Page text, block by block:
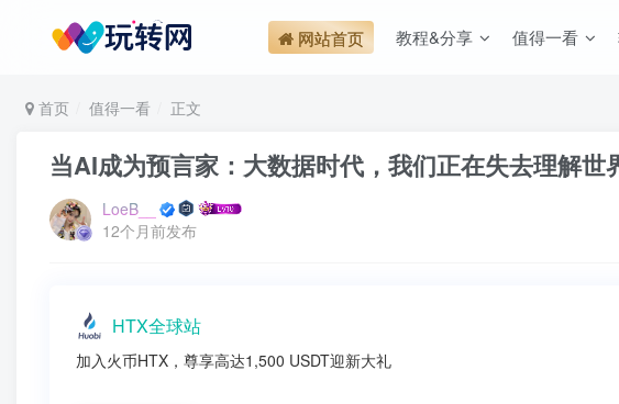
网站首页 教程&分享 值得一看
首页 值得一看 正文
当AI成为预言家：大数据时代，我们正在失去理解世
LoeB__
12个月前发布
HTX全球站
加入火币HTX，尊享高达1,500 USDT迎新大礼